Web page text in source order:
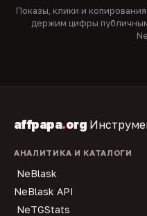
Показы, клики и
держим цифры
affpapa.org
АНАЛИТИКА И КАТАЛОГИ
NeBlask
NeBlask API
NeTGStats